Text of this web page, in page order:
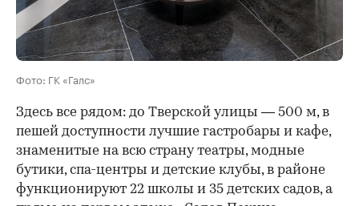
Фото: ГК «Галс»
Здесь все рядом: до Тверской улицы — 500 м, в
пешей доступности лучшие гастробары и кафе,
знаменитые на всю страну театры, модные
бутики, спа-центры и детские клубы, в районе
функционируют 22 школы и 35 детских садов, а